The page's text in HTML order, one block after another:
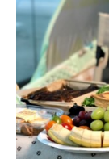
앞으로 제품을 소
주신 모든 분
수상자를 선발합니다. 강선근 대표이사는 IT 인프라 통합관리
Zenius(제니우
SW산업 수준을 향상시
기부금 전달 및
양성에 힘쓰고
△기술력: 다양한
EMS를 기반으로,
통합로그관리
구성된 소프트웨
사회공헌: 산학